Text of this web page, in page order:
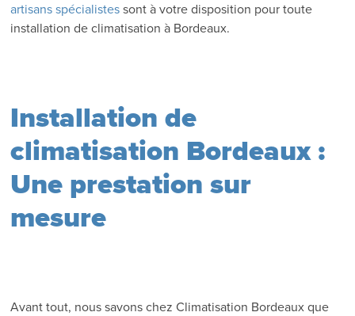
artisans spécialistes sont à votre disposition pour toute
installation de climatisation à Bordeaux.
Installation de
climatisation Bordeaux :
Une prestation sur
mesure
Avant tout, nous savons chez Climatisation Bordeaux que